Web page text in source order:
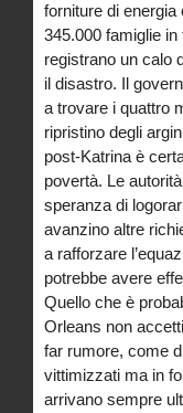
forniture di
345.000 famiglie
registrano un calo
il disastro. Il
a trovare i quattro
ripristino degli
post-Katrina è
povertà. Le
speranza di
avanzino altre
a rafforzare
potrebbe avere
Quello che è
Orleans non
far rumore, come
vittimizzati ma in
arrivano sempre